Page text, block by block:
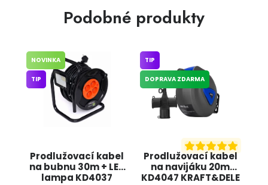
Podobné produkty
Prodlužovací kabel
na bubnu 30m + LED
lampa KD4037
NOVINKA
TIP
Prodlužovací kabel
na navijáku 20m
KD4047 KRAFT&DELE
TIP
DOPRAVA ZDARMA